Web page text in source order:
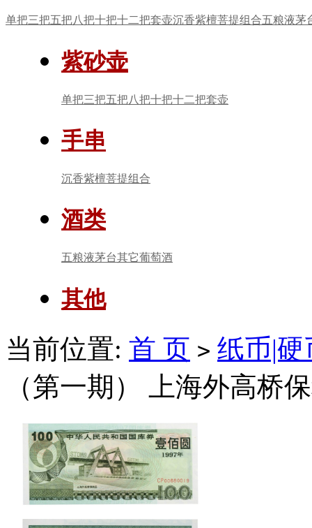
单把三把五把八把十把十二把套壶沉香紫檀菩提组合五粮液茅
紫砂壶
单把三把五把八把十把十二把套壶
手串
沉香紫檀菩提组合
酒类
五粮液茅台其它葡萄酒
其他
当前位置: 首 页 > 纸币|硬
（第一期） 上海外高桥